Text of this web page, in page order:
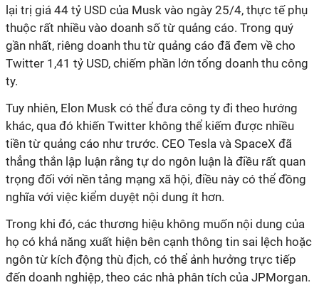
lại trị giá 44 tỷ USD của Musk vào ngày 25/4, thực tế phụ
thuộc rất nhiều vào doanh số từ quảng cáo. Trong quý
gần nhất, riêng doanh thu từ quảng cáo đã đem về cho
Twitter 1,41 tỷ USD, chiếm phần lớn tổng doanh thu công
ty.
Tuy nhiên, Elon Musk có thể đưa công ty đi theo hướng
khác, qua đó khiến Twitter không thể kiếm được nhiều
tiền từ quảng cáo như trước. CEO Tesla và SpaceX đã
thẳng thắn lập luận rằng tự do ngôn luận là điều rất quan
trọng đối với nền tảng mạng xã hội, điều này có thể đồng
nghĩa với việc kiểm duyệt nội dung ít hơn.
Trong khi đó, các thương hiệu không muốn nội dung của
họ có khả năng xuất hiện bên cạnh thông tin sai lệch hoặc
ngôn từ kích động thù địch, có thể ảnh hưởng trực tiếp
đến doanh nghiệp, theo các nhà phân tích của JPMorgan.